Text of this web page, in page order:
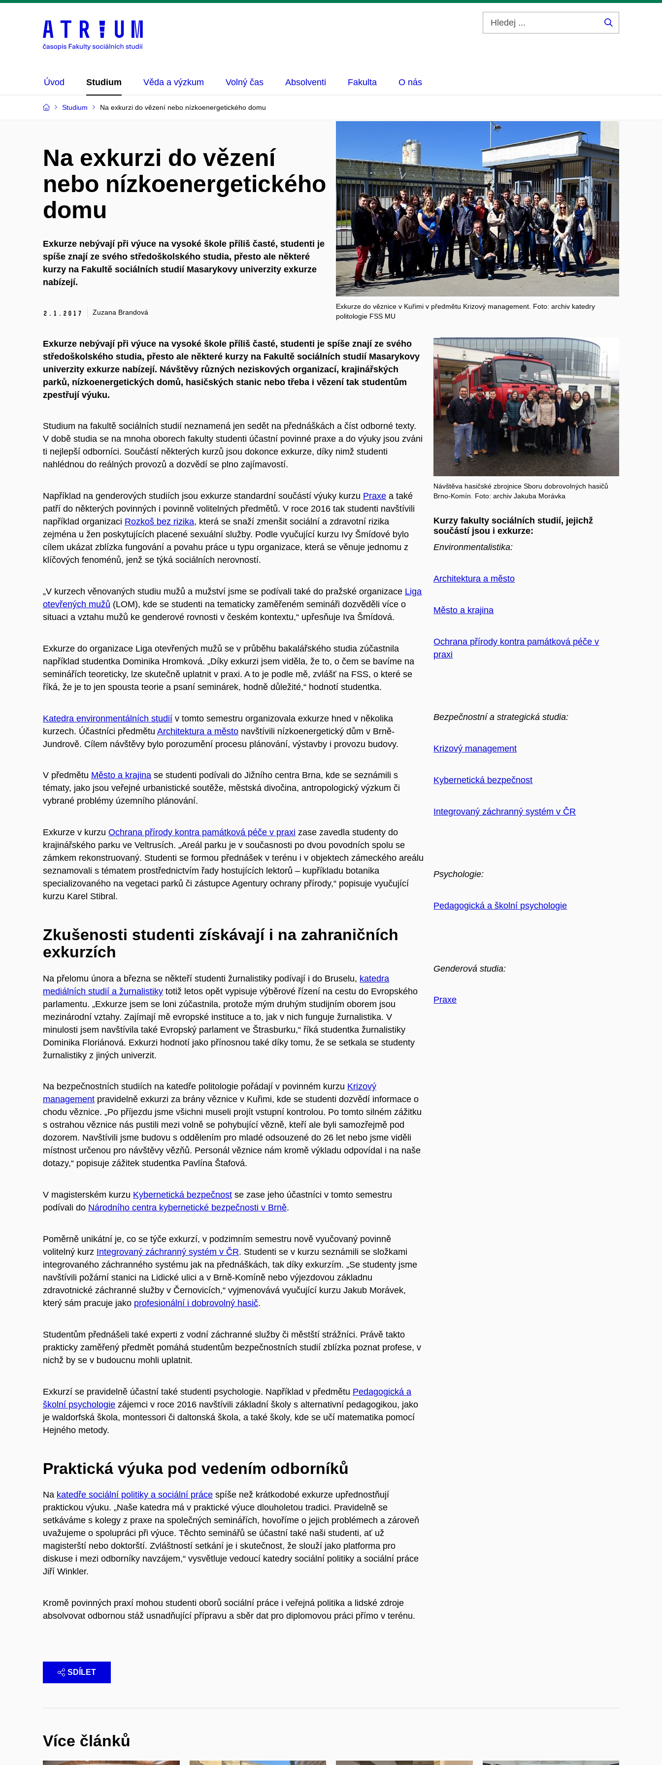
Úvod Studium Věda a výzkum Volný čas Absolventi Fakulta O nás
Studium Na exkurzi do vězení nebo nízkoenergetického domu
Na exkurzi do vězení
nebo nízkoenergetického
domu
Exkurze nebývají při výuce na vysoké škole příliš časté, studenti je
spíše znají ze svého středoškolského studia, přesto ale některé
kurzy na Fakultě sociálních studií Masarykovy univerzity exkurze
nabízejí.
2. 1. 2017 Zuzana Brandová
Exkurze do věznice v Kuřimi v předmětu Krizový management. Foto: archiv katedry
politologie FSS MU
Exkurze nebývají při výuce na vysoké škole příliš časté, studenti je spíše znají ze svého
středoškolského studia, přesto ale některé kurzy na Fakultě sociálních studií Masarykovy
univerzity exkurze nabízejí. Návštěvy různých neziskových organizací, krajinářských
parků, nízkoenergetických domů, hasičských stanic nebo třeba i vězení tak studentům
zpestřují výuku.
Studium na fakultě sociálních studií neznamená jen sedět na přednáškách a číst odborné texty.
V době studia se na mnoha oborech fakulty studenti účastní povinné praxe a do výuky jsou zváni
ti nejlepší odborníci. Součástí některých kurzů jsou dokonce exkurze, díky nimž studenti
nahlédnou do reálných provozů a dozvědí se plno zajímavostí.
Například na genderových studiích jsou exkurze standardní součástí výuky kurzu Praxe a také
patří do některých povinných i povinně volitelných předmětů. V roce 2016 tak studenti navštívili
například organizaci Rozkoš bez rizika, která se snaží zmenšit sociální a zdravotní rizika
zejména u žen poskytujících placené sexuální služby. Podle vyučující kurzu Ivy Šmídové bylo
cílem ukázat zblízka fungování a povahu práce u typu organizace, která se věnuje jednomu z
klíčových fenoménů, jenž se týká sociálních nerovností.
„V kurzech věnovaných studiu mužů a mužství jsme se podívali také do pražské organizace Liga
otevřených mužů (LOM), kde se studenti na tematicky zaměřeném semináři dozvěděli více o
situaci a vztahu mužů ke genderové rovnosti v českém kontextu,“ upřesňuje Iva Šmídová.
Exkurze do organizace Liga otevřených mužů se v průběhu bakalářského studia zúčastnila
například studentka Dominika Hromková. „Díky exkurzi jsem viděla, že to, o čem se bavíme na
seminářích teoreticky, lze skutečně uplatnit v praxi. A to je podle mě, zvlášť na FSS, o které se
říká, že je to jen spousta teorie a psaní seminárek, hodně důležité,“ hodnotí studentka.
Katedra environmentálních studií v tomto semestru organizovala exkurze hned v několika
kurzech. Účastníci předmětu Architektura a město navštívili nízkoenergetický dům v Brně-
Jundrově. Cílem návštěvy bylo porozumění procesu plánování, výstavby i provozu budovy.
V předmětu Město a krajina se studenti podívali do Jižního centra Brna, kde se seznámili s
tématy, jako jsou veřejné urbanistické soutěže, městská divočina, antropologický výzkum či
vybrané problémy územního plánování.
Exkurze v kurzu Ochrana přírody kontra památková péče v praxi zase zavedla studenty do
krajinářského parku ve Veltrusích. „Areál parku je v současnosti po dvou povodních spolu se
zámkem rekonstruovaný. Studenti se formou přednášek v terénu i v objektech zámeckého areálu
seznamovali s tématem prostřednictvím řady hostujících lektorů – kupříkladu botanika
specializovaného na vegetaci parků či zástupce Agentury ochrany přírody,“ popisuje vyučující
kurzu Karel Stibral.
Zkušenosti studenti získávají i na zahraničních
exkurzích
Na přelomu února a března se někteří studenti žurnalistiky podívají i do Bruselu, katedra
mediálních studií a žurnalistiky totiž letos opět vypisuje výběrové řízení na cestu do Evropského
parlamentu. „Exkurze jsem se loni zúčastnila, protože mým druhým studijním oborem jsou
mezinárodní vztahy. Zajímají mě evropské instituce a to, jak v nich funguje žurnalistika. V
minulosti jsem navštívila také Evropský parlament ve Štrasburku,“ říká studentka žurnalistiky
Dominika Floriánová. Exkurzi hodnotí jako přínosnou také díky tomu, že se setkala se studenty
žurnalistiky z jiných univerzit.
Na bezpečnostních studiích na katedře politologie pořádají v povinném kurzu Krizový
management pravidelně exkurzi za brány věznice v Kuřimi, kde se studenti dozvědí informace o
chodu věznice. „Po příjezdu jsme všichni museli projít vstupní kontrolou. Po tomto silném zážitku
s ostrahou věznice nás pustili mezi volně se pohybující vězně, kteří ale byli samozřejmě pod
dozorem. Navštívili jsme budovu s oddělením pro mladé odsouzené do 26 let nebo jsme viděli
místnost určenou pro návštěvy vězňů. Personál věznice nám kromě výkladu odpovídal i na naše
dotazy,“ popisuje zážitek studentka Pavlína Štafová.
V magisterském kurzu Kybernetická bezpečnost se zase jeho účastníci v tomto semestru
podívali do Národního centra kybernetické bezpečnosti v Brně.
Poměrně unikátní je, co se týče exkurzí, v podzimním semestru nově vyučovaný povinně
volitelný kurz Integrovaný záchranný systém v ČR. Studenti se v kurzu seznámili se složkami
integrovaného záchranného systému jak na přednáškách, tak díky exkurzím. „Se studenty jsme
navštívili požární stanici na Lidické ulici a v Brně-Komíně nebo výjezdovou základnu
zdravotnické záchranné služby v Černovicích,“ vyjmenovává vyučující kurzu Jakub Morávek,
který sám pracuje jako profesionální i dobrovolný hasič.
Studentům přednášeli také experti z vodní záchranné služby či městští strážníci. Právě takto
prakticky zaměřený předmět pomáhá studentům bezpečnostních studií zblízka poznat profese, v
nichž by se v budoucnu mohli uplatnit.
Exkurzí se pravidelně účastní také studenti psychologie. Například v předmětu Pedagogická a
školní psychologie zájemci v roce 2016 navštívili základní školy s alternativní pedagogikou, jako
je waldorfská škola, montessori či daltonská škola, a také školy, kde se učí matematika pomocí
Hejného metody.
Praktická výuka pod vedením odborníků
Na katedře sociální politiky a sociální práce spíše než krátkodobé exkurze upřednostňují
praktickou výuku. „Naše katedra má v praktické výuce dlouholetou tradici. Pravidelně se
setkáváme s kolegy z praxe na společných seminářích, hovoříme o jejich problémech a zároveň
uvažujeme o spolupráci při výuce. Těchto seminářů se účastní také naši studenti, ať už
magisterští nebo doktorští. Zvláštností setkání je i skutečnost, že slouží jako platforma pro
diskuse i mezi odborníky navzájem,“ vysvětluje vedoucí katedry sociální politiky a sociální práce
Jiří Winkler.
Kromě povinných praxí mohou studenti oborů sociální práce i veřejná politika a lidské zdroje
absolvovat odbornou stáž usnadňující přípravu a sběr dat pro diplomovou práci přímo v terénu.
Návštěva hasičské zbrojnice Sboru dobrovolných hasičů
Brno-Komín. Foto: archiv Jakuba Morávka
Kurzy fakulty sociálních studií, jejichž
součástí jsou i exkurze:
Environmentalistika:
Architektura a město
Město a krajina
Ochrana přírody kontra památková péče v
praxi
Bezpečnostní a strategická studia:
Krizový management
Kybernetická bezpečnost
Integrovaný záchranný systém v ČR
Psychologie:
Pedagogická a školní psychologie
Genderová studia:
Praxe
SDÍLET
Více článků